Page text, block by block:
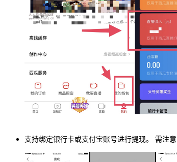
支持绑定银行卡或支付宝账号进行提现。 需注